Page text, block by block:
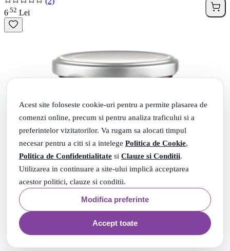
Acest site foloseste cookie-uri pentru a permite plasarea de
comenzi online, precum si pentru analiza traficului si a
preferintelor vizitatorilor. Va rugam sa alocati timpul
necesar pentru a citi si a intelege Politica de Cookie,
Politica de Confidentialitate si Clauze si Conditii.
Utilizarea in continuare a site-ului implică acceptarea
acestor politici, clauze si conditii.
Modifica preferinte
Accept toate
6 52 Lei